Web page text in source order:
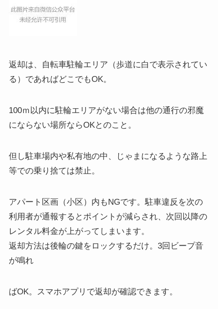
返却は、自転車駐輪エリア（歩道に白で表示されてい
る）であればどこでもOK。
100ｍ以内に駐輪エリアがない場合は他の通行の邪魔
にならない場所ならOKとのこと。
但し駐車場内や私有地の中、じゃまになるような路上
等での乗り捨ては禁止。
アパート区画（小区）内もNGです。駐車違反を次の
利用者が通報するとポイントが減らされ、次回以降の
レンタル料金が上がってしまいます。
返却方法は後輪の鍵をロックするだけ。3回ビープ音
が鳴れ
ばOK。スマホアプリで返却が確認できます。